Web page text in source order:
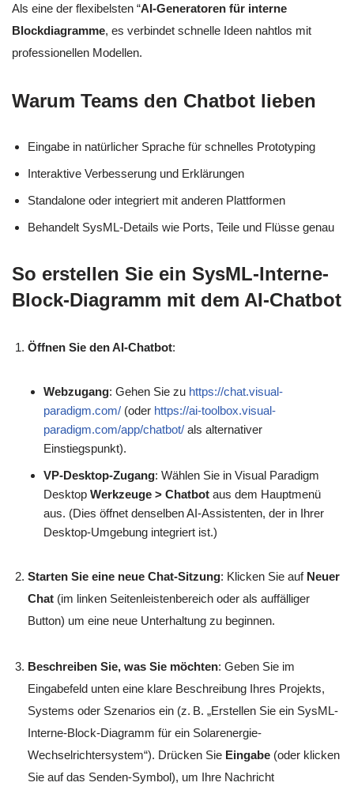
Als eine der flexibelsten “AI-Generatoren für interne
Blockdiagramme, es verbindet schnelle Ideen nahtlos mit
professionellen Modellen.
Warum Teams den Chatbot lieben
Eingabe in natürlicher Sprache für schnelles Prototyping
Interaktive Verbesserung und Erklärungen
Standalone oder integriert mit anderen Plattformen
Behandelt SysML-Details wie Ports, Teile und Flüsse genau
So erstellen Sie ein SysML-Interne-
Block-Diagramm mit dem AI-Chatbot
Öffnen Sie den AI-Chatbot:
Webzugang: Gehen Sie zu https://chat.visual-
paradigm.com/ (oder https://ai-toolbox.visual-
paradigm.com/app/chatbot/ als alternativer
Einstiegspunkt).
VP-Desktop-Zugang: Wählen Sie in Visual Paradigm
Desktop Werkzeuge > Chatbot aus dem Hauptmenü
aus. (Dies öffnet denselben AI-Assistenten, der in Ihrer
Desktop-Umgebung integriert ist.)
Starten Sie eine neue Chat-Sitzung: Klicken Sie auf Neuer
Chat (im linken Seitenleistenbereich oder als auffälliger
Button) um eine neue Unterhaltung zu beginnen.
Beschreiben Sie, was Sie möchten: Geben Sie im
Eingabefeld unten eine klare Beschreibung Ihres Projekts,
Systems oder Szenarios ein (z. B. „Erstellen Sie ein SysML-
Interne-Block-Diagramm für ein Solarenergie-
Wechselrichtersystem“). Drücken Sie Eingabe (oder klicken
Sie auf das Senden-Symbol), um Ihre Nachricht